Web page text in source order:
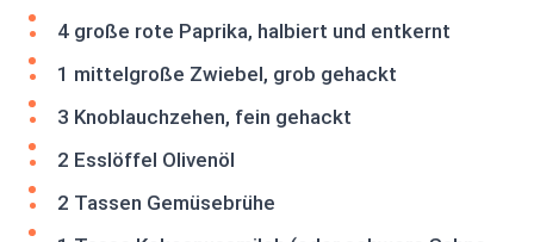
4 große rote Paprika, halbiert und entkernt
1 mittelgroße Zwiebel, grob gehackt
3 Knoblauchzehen, fein gehackt
2 Esslöffel Olivenöl
2 Tassen Gemüsebrühe